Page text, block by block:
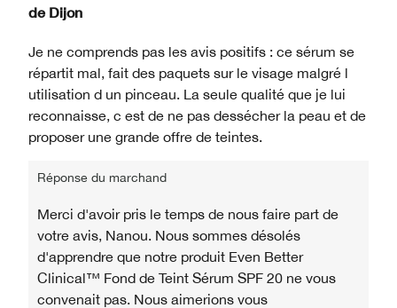
de Dijon
Je ne comprends pas les avis positifs : ce sérum se
répartit mal, fait des paquets sur le visage malgré l
utilisation d un pinceau. La seule qualité que je lui
reconnaisse, c est de ne pas dessécher la peau et de
proposer une grande offre de teintes.
Réponse du marchand
Merci d'avoir pris le temps de nous faire part de
votre avis, Nanou. Nous sommes désolés
d'apprendre que notre produit Even Better
Clinical™ Fond de Teint Sérum SPF 20 ne vous
convenait pas. Nous aimerions vous